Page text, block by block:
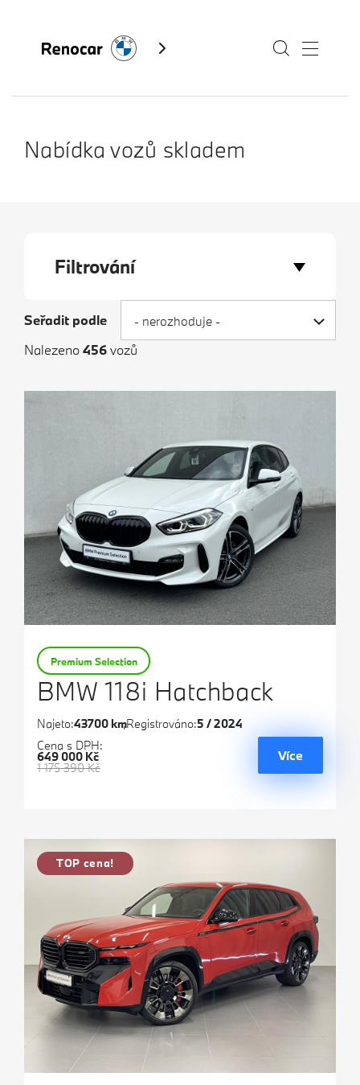
Skladové vozy
Výkup vozů
BMW Premium Selection
Fan e-shop
Nabídka vozů skladem
Filtrování
Nalezeno456vozů
Seřadit podle - nerozhoduje -
BMW 118i Hatchback
Premium Selection
Najeto:43700 kmRegistrováno:5 / 2024
Cena s DPH:
1 175 390 Kč
649 000 Kč Více
TOP cena!